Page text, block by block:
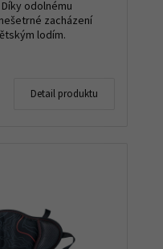
Díky odolnému
zacházení
lodím.
Detail produktu